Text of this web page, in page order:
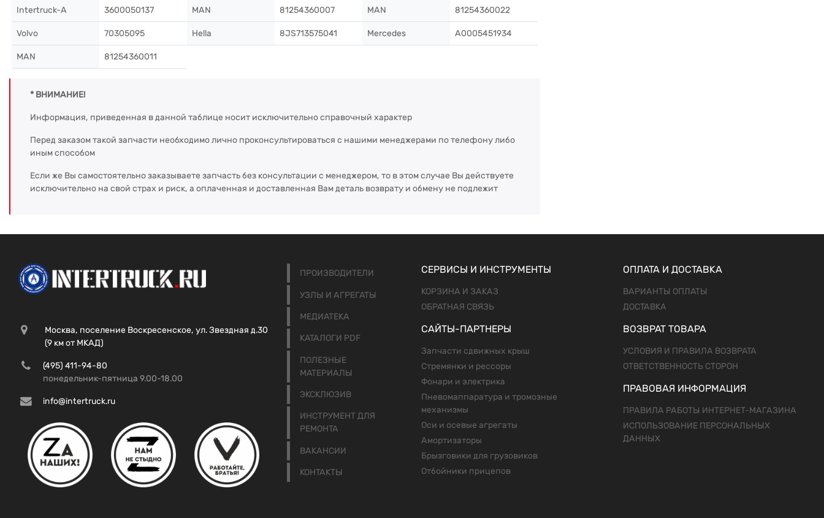
Intertruck-A 3600050137 MAN 81254360007 MAN 81254360022
Volvo 70305095 Hella 8JS713575041 Mercedes A0005451934
MAN 81254360011
* ВНИМАНИЕ!
Информация, приведенная в данной таблице носит исключительно справочный характер
Перед заказом такой запчасти необходимо лично проконсультироваться с нашими менеджерами по телефону либо
иным способом
Если же Вы самостоятельно заказываете запчасть без консультации с менеджером, то в этом случае Вы действуете
исключительно на свой страх и риск, а оплаченная и доставленная Вам деталь возврату и обмену не подлежит
Москва, поселение Воскресенское, ул. Звездная д.30
(9 км от МКАД)
(495) 411-94-80
понедельник-пятница 9.00-18.00
info@intertruck.ru
ПРОИЗВОДИТЕЛИ
УЗЛЫ И АГРЕГАТЫ
МЕДИАТЕКА
КАТАЛОГИ PDF
ПОЛЕЗНЫЕ
МАТЕРИАЛЫ
ЭКСКЛЮЗИВ
ИНСТРУМЕНТ ДЛЯ
РЕМОНТА
ВАКАНСИИ
КОНТАКТЫ
СЕРВИСЫ И ИНСТРУМЕНТЫ
КОРЗИНА И ЗАКАЗ
ОБРАТНАЯ СВЯЗЬ
САЙТЫ-ПАРТНЕРЫ
Запчасти сдвижных крыш
Стремянки и рессоры
Фонари и электрика
Пневомаппаратура и тромозные
механизмы
Оси и осевые агрегаты
Амортизаторы
Брызговики для грузовиков
Отбойники прицепов
ОПЛАТА И ДОСТАВКА
ВАРИАНТЫ ОПЛАТЫ
ДОСТАВКА
ВОЗВРАТ ТОВАРА
УСЛОВИЯ И ПРАВИЛА ВОЗВРАТА
ОТВЕТСТВЕННОСТЬ СТОРОН
ПРАВОВАЯ ИНФОРМАЦИЯ
ПРАВИЛА РАБОТЫ ИНТЕРНЕТ-МАГАЗИНА
ИСПОЛЬЗОВАНИЕ ПЕРСОНАЛЬНЫХ
ДАННЫХ